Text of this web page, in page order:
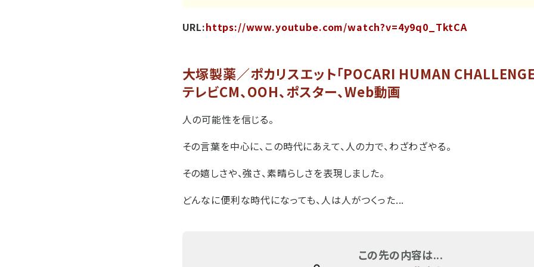
URL:https://www.youtube.com/watch?v=4y9q0_TktCA
大塚製薬／ポカリスエット「POCARI HUMAN
テレビCM、OOH、ポスター、Web動画
人の可能性を信じる。
その言葉を中心に、この時代にあえて、人の力で、わざわざやる。
その嬉しさや、強さ、素晴らしさを表現しました。
どんなに便利な時代になっても、人は人がつくった...
この先の内容は...